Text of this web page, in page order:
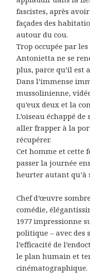
fascistes, après
façades des
autour du cou.
Trop occupée par
Antonietta ne se
plus, parce qu’il est
Dans l’immense
mussolinienne,
qu’eux deux et la
L’oiseau échappé
aller frapper à la
récupérer.
Cet homme et cette
passer la journée
heurter autant qu’à
Chef d’œuvre
comédie,
1977 impressionne
politique – avec des
l’efficacité de
le plan humain et
cinématographique.